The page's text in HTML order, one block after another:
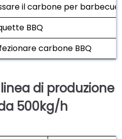
il carbone per barbecue
BBQ
carbone BBQ
di produzione
500kg/h